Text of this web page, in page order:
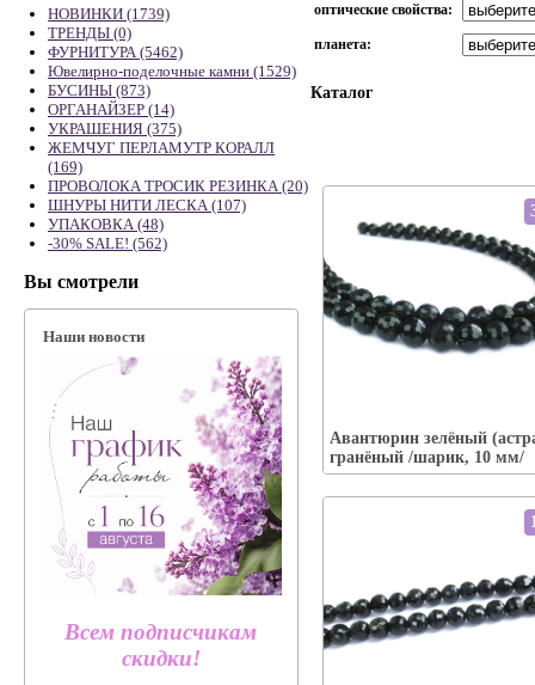
НОВИНКИ (1739)
ТРЕНДЫ (0)
ФУРНИТУРА (5462)
Ювелирно-поделочные камни (1529)
БУСИНЫ (873)
ОРГАНАЙЗЕР (14)
УКРАШЕНИЯ (375)
ЖЕМЧУГ ПЕРЛАМУТР КОРАЛЛ
(169)
ПРОВОЛОКА ТРОСИК РЕЗИНКА (20)
ШНУРЫ НИТИ ЛЕСКА (107)
УПАКОВКА (48)
-30% SALE! (562)
Вы смотрели
Наши новости
Всем подписчикам
скидки!
оптические свойства:
планета:
Каталог
Авантюрин зелёный
гранёный /шарик, 10 мм/
В корзину